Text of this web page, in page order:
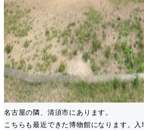
名古屋の隣、清須市にあります。
こちらも最近できた博物館になります。入